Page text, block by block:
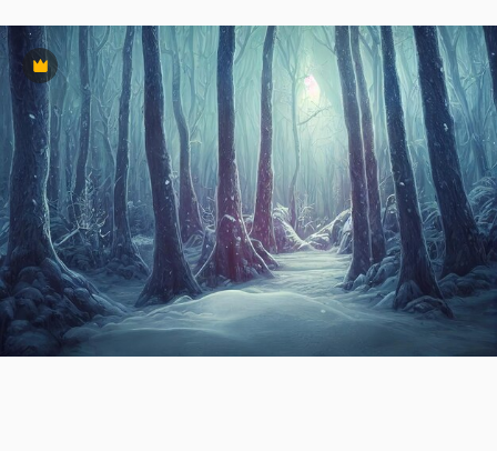
Премиум